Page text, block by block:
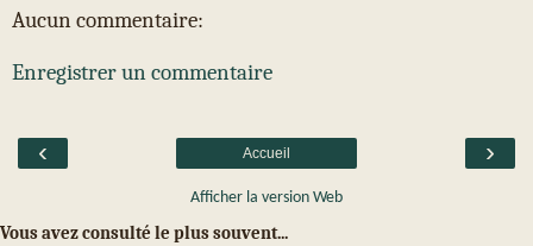
Aucun commentaire:
Enregistrer un commentaire
‹ ›
Accueil
Afficher la version Web
Vous avez consulté le plus souvent...